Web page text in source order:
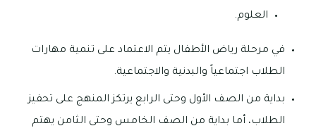
العلوم.
في مرحلة رياض الأطفال يتم الاعتماد على تنمية مهارات
الطلاب اجتماعياً والبدنية والاجتماعية.
بداية من الصف الأول وحتى الرابع يرتكز المنهج على تحفيز
الطلاب، أما بداية من الصف الخامس وحتى الثامن يهتم